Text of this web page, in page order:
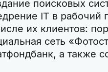
поисковых
IT в рабочий
их клиентов:
сеть
а также